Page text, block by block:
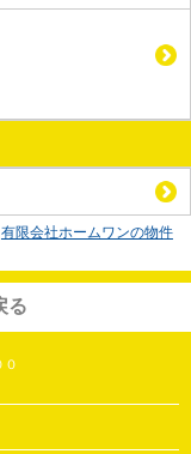
有限会社ホームワンの物件
る
０